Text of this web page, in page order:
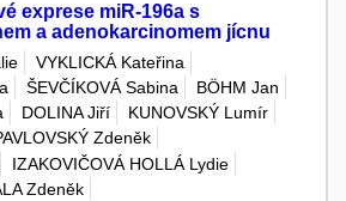
exprese miR-196a s
a adenokarcinomem jícnu
VYKLICKÁ Kateřina
ŠEVČÍKOVÁ Sabina
BÖHM Jan
DOLINA Jiří
KUNOVSKÝ Lumír
Zdeněk
IZAKOVIČOVÁ HOLLÁ Lydie
Zdeněk